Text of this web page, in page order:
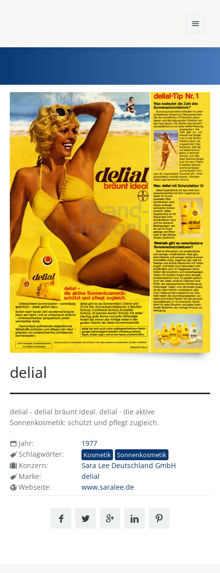
Home
Einst und Heute
Marken
Konzerne
Epoche
delial
delial - delial bräunt ideal. delial · die aktive
Sonnenkosmetik: schützt und pflegt zugleich.
Jahr:
1977
Schlagwörter:
Kosmetik Sonnenkosmetik
Konzern:
Sara Lee Deutschland GmbH
Marke:
delial
Webseite:
www.saralee.de